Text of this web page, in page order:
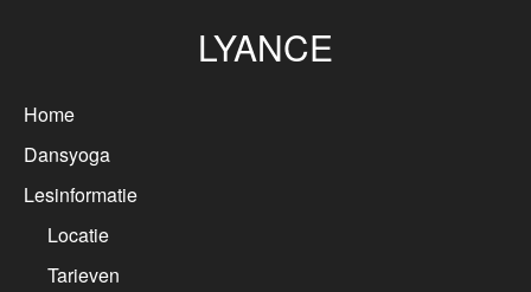
LYANCE
Home
Dansyoga
Lesinformatie
Locatie
Tarieven